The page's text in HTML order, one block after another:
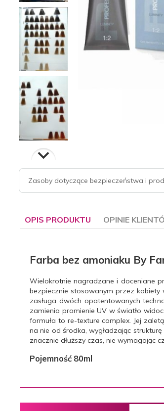
Zasoby dotyczące bezpieczeństwa i
OPIS PRODUKTU OPINIE
Farba bez amoniaku By
Wielokrotnie nagradzane i doceniane
bezpiecznie stosowanym przez kobiety
zasługa dwóch opatentowanych
zamienia promienie UV w światło
formuła to re-texture complex. Jej
na nie od środka, wygładzając
znacznie dłuższy czas, nie wymagając
Pojemność 80ml